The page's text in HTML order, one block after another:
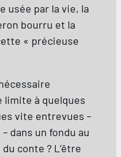
usée par la vie, la
bourru et la
« précieuse
limite à quelques
vite entrevues –
– dans un fondu au
conte ? L’être